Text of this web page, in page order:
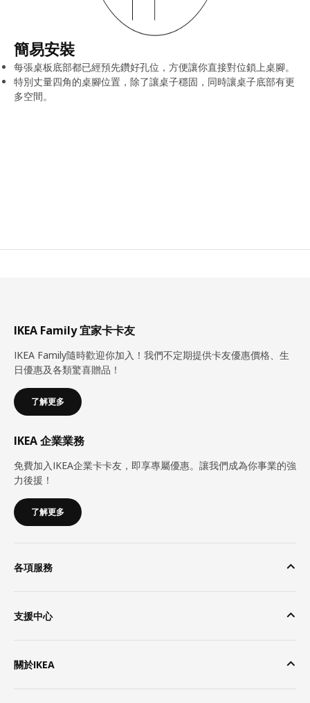
簡易安裝
每張桌板底部都已經預先鑽好孔位，方便讓你直接對位鎖上桌腳。
特別丈量四角的桌腳位置，除了讓桌子穩固，同時讓桌子底部有更
多空間。
IKEA Family 宜家卡卡友
IKEA Family隨時歡迎你加入！我們不定期提供卡友優惠價格、生
日優惠及各類驚喜贈品！
了解更多
IKEA 企業業務
免費加入IKEA企業卡卡友，即享專屬優惠。讓我們成為你事業的強
力後援！
了解更多
各項服務
支援中心
關於IKEA